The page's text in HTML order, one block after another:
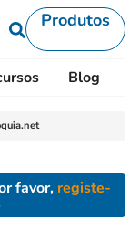
Produtos
Blog
favor, registe-